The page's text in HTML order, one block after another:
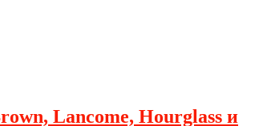
Lancome, Hourglass и